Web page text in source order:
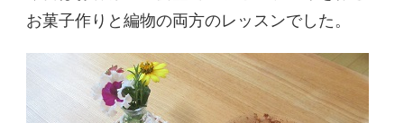
お菓子作りと編物の両方のレッスンでした。